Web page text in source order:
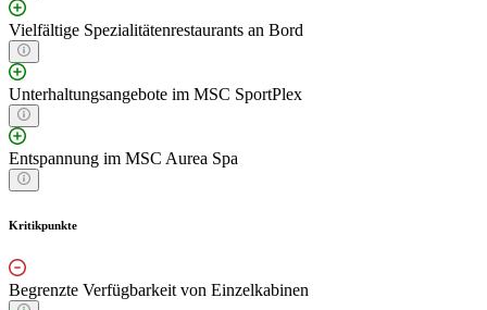
Vielfältige Spezialitätenrestaurants an Bord
Unterhaltungsangebote im MSC SportPlex
Entspannung im MSC Aurea Spa
Kritikpunkte
Begrenzte Verfügbarkeit von Einzelkabinen